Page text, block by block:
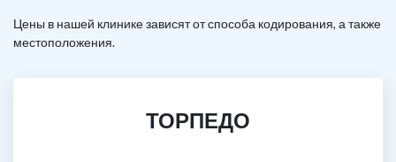
Цены в нашей клинике зависят от способа кодирования, а также
местоположения.
ТОРПЕДО